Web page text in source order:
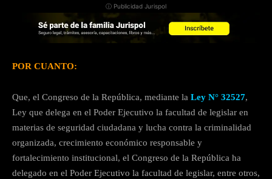
ⓘ Publicidad Jurispol
POR CUANTO:
Que, el Congreso de la República, mediante la Ley N° 32527,
Ley que delega en el Poder Ejecutivo la facultad de legislar en
materias de seguridad ciudadana y lucha contra la criminalidad
organizada, crecimiento económico responsable y
fortalecimiento institucional, el Congreso de la República ha
delegado en el Poder Ejecutivo la facultad de legislar, entre otros,